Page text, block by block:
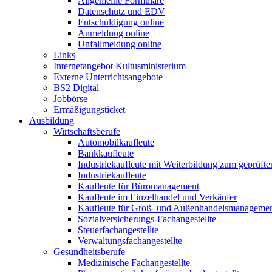
Datenschutz und EDV
Entschuldigung online
Anmeldung online
Unfallmeldung online
Links
Internetangebot Kultusministerium
Externe Unterrichtsangebote
BS2 Digital
Jobbörse
Ermäßigungsticket
Ausbildung
Wirtschaftsberufe
Automobilkaufleute
Bankkaufleute
Industriekaufleute mit Weiterbildung zum
Industriekaufleute
Kaufleute für Büromanagement
Kaufleute im Einzelhandel und Verkäufer
Kaufleute für Groß- und
Sozialversicherungs-Fachangestellte
Steuerfachangestellte
Verwaltungsfachangestellte
Gesundheitsberufe
Medizinische Fachangestellte